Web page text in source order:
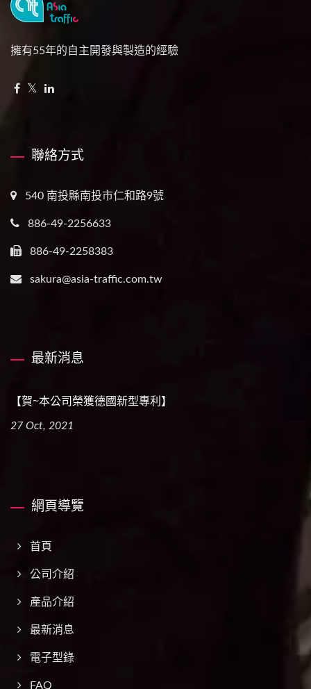
擁有55年的自主開發與製造的經驗
聯絡方式
540 南投縣南投市仁和路9號
886-49-2256633
886-49-2258383
sakura@asia-traffic.com.tw
最新消息
【賀~本公司榮獲德國新型專利】
27 Oct, 2021
網頁導覽
首頁
公司介紹
產品介紹
最新消息
電子型錄
FAQ